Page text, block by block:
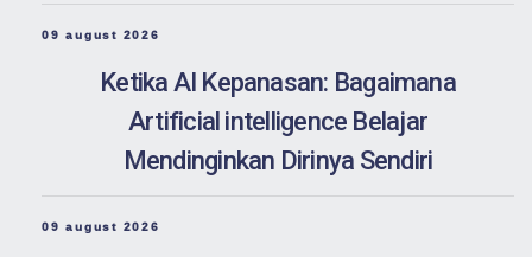
09 august 2026
Ketika AI Kepanasan: Bagaimana
Artificial intelligence Belajar
Mendinginkan Dirinya Sendiri
09 august 2026